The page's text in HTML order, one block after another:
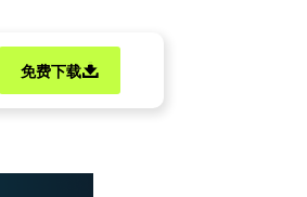
免费下载